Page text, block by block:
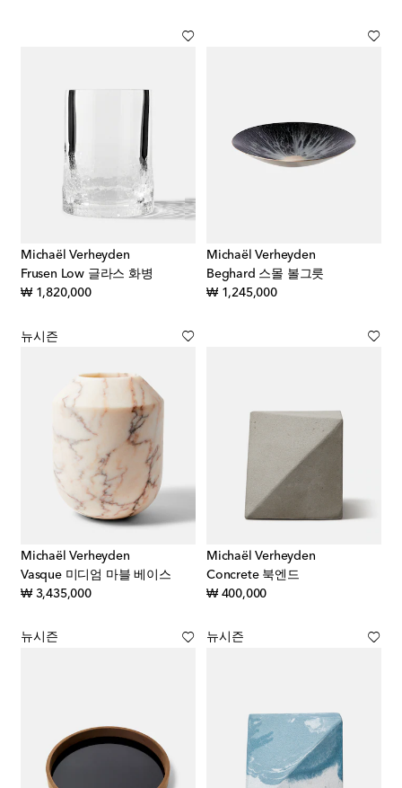
Michaël Verheyden
Frusen Low 글라스 화병
₩ 1,820,000original price
Michaël Verheyden
Beghard 스몰 볼그릇
₩ 1,245,000original price
뉴시즌
Michaël Verheyden
Vasque 미디엄 마블 베이스
₩ 3,435,000original price
Michaël Verheyden
Concrete 북엔드
₩ 400,000original price
뉴시즌 뉴시즌